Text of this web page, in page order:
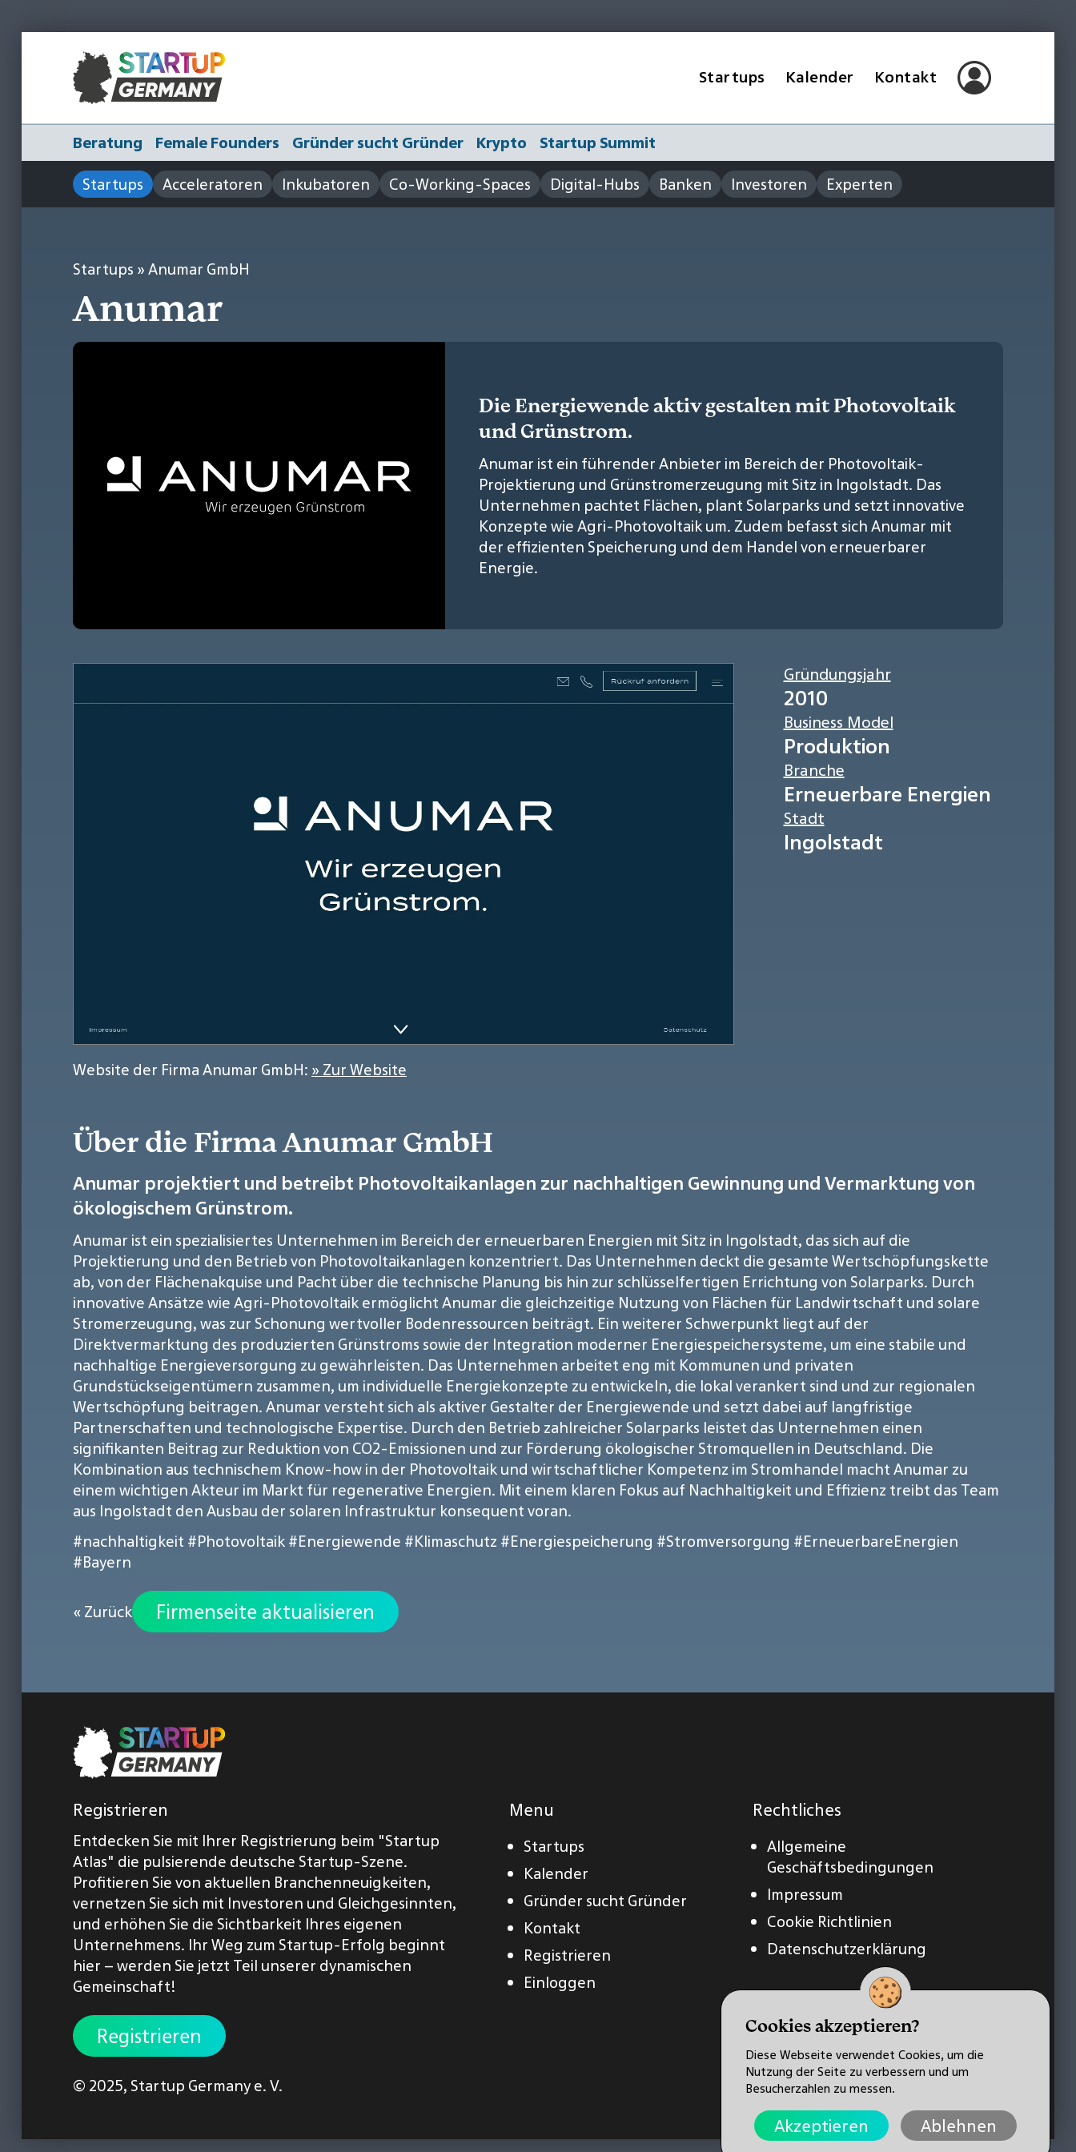
Startups Kalender Kontakt
Beratung Female Founders Gründer sucht Gründer Krypto
Startup Summit
Startups
Acceleratoren Inkubatoren Co-Working-Spaces Digital-Hubs Banken Investoren Experten
Startups » Anumar GmbH
Anumar
Die Energiewende aktiv gestalten mit Photovoltaik
und Grünstrom.
Anumar ist ein führender Anbieter im Bereich der Photovoltaik-
Projektierung und Grünstromerzeugung mit Sitz in Ingolstadt. Das
Unternehmen pachtet Flächen, plant Solarparks und setzt innovative
Konzepte wie Agri-Photovoltaik um. Zudem befasst sich Anumar mit
der effizienten Speicherung und dem Handel von erneuerbarer
Energie.
Website der Firma Anumar GmbH: » Zur Website
Gründungsjahr
2010
Business Model
Produktion
Branche
Erneuerbare Energien
Stadt
Ingolstadt
Über die Firma Anumar GmbH
Anumar projektiert und betreibt Photovoltaikanlagen zur nachhaltigen Gewinnung und Vermarktung von
ökologischem Grünstrom.
Anumar ist ein spezialisiertes Unternehmen im Bereich der erneuerbaren Energien mit Sitz in Ingolstadt, das sich auf die
Projektierung und den Betrieb von Photovoltaikanlagen konzentriert. Das Unternehmen deckt die gesamte Wertschöpfungskette
ab, von der Flächenakquise und Pacht über die technische Planung bis hin zur schlüsselfertigen Errichtung von Solarparks. Durch
innovative Ansätze wie Agri-Photovoltaik ermöglicht Anumar die gleichzeitige Nutzung von Flächen für Landwirtschaft und solare
Stromerzeugung, was zur Schonung wertvoller Bodenressourcen beiträgt. Ein weiterer Schwerpunkt liegt auf der
Direktvermarktung des produzierten Grünstroms sowie der Integration moderner Energiespeichersysteme, um eine stabile und
nachhaltige Energieversorgung zu gewährleisten. Das Unternehmen arbeitet eng mit Kommunen und privaten
Grundstückseigentümern zusammen, um individuelle Energiekonzepte zu entwickeln, die lokal verankert sind und zur regionalen
Wertschöpfung beitragen. Anumar versteht sich als aktiver Gestalter der Energiewende und setzt dabei auf langfristige
Partnerschaften und technologische Expertise. Durch den Betrieb zahlreicher Solarparks leistet das Unternehmen einen
signifikanten Beitrag zur Reduktion von CO2-Emissionen und zur Förderung ökologischer Stromquellen in Deutschland. Die
Kombination aus technischem Know-how in der Photovoltaik und wirtschaftlicher Kompetenz im Stromhandel macht Anumar zu
einem wichtigen Akteur im Markt für regenerative Energien. Mit einem klaren Fokus auf Nachhaltigkeit und Effizienz treibt das Team
aus Ingolstadt den Ausbau der solaren Infrastruktur konsequent voran.
#nachhaltigkeit #Photovoltaik#Energiewende #Klimaschutz #Energiespeicherung #Stromversorgung #ErneuerbareEnergien
#Bayern
« Zurück Firmenseite aktualisieren
Registrieren
Entdecken Sie mit Ihrer Registrierung beim "Startup
Atlas" die pulsierende deutsche Startup-Szene.
Profitieren Sie von aktuellen Branchenneuigkeiten,
vernetzen Sie sich mit Investoren und Gleichgesinnten,
und erhöhen Sie die Sichtbarkeit Ihres eigenen
Unternehmens. Ihr Weg zum Startup-Erfolg beginnt
hier – werden Sie jetzt Teil unserer dynamischen
Gemeinschaft!
Registrieren
Menu
Startups
Kalender
Gründer sucht Gründer
Kontakt
Registrieren
Einloggen
Rechtliches
Allgemeine
Geschäftsbedingungen
Impressum
Cookie Richtlinien
Datenschutzerklärung
© 2025, Startup Germany e. V.
Cookies akzeptieren?
Diese Webseite verwendet Cookies, um die
Nutzung der Seite zu verbessern und um
Besucherzahlen zu messen.
Akzeptieren Ablehnen